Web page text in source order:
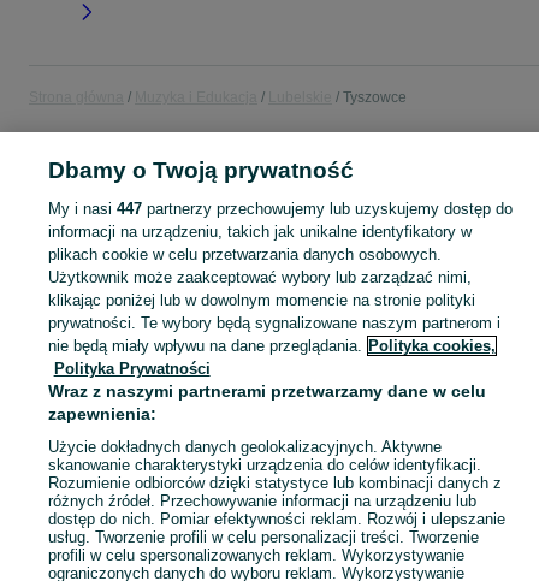
Tyszowce
MUZYKA I EDUKACJA
KATEGORIA
Sprzedaż towarów dla relaksu, twórczości i nauki Tyszowce ▶️ Nowe i używane instrumenty, książki, filmy i inne ✌ Kupuj i sprzedawaj na OLX.pl! Zobacz
Mapa kategorii
Mapa miejscowości
Mapa ministron
Popularne wyszukiwania
Dbamy o Twoją prywatność
My i nasi 447partnerzy przechowujemy lub uzyskujemy dostęp do
informacji na urządzeniu, takich jak unikalne identyfikatory w
plikach cookie w celu przetwarzania danych osobowych.
Użytkownik może zaakceptować wybory lub zarządzać nimi,
klikając poniżej lub w dowolnym momencie na stronie polityki
prywatności. Te wybory będą sygnalizowane naszym partnerom i
nie będą miały wpływu na dane przeglądania. Polityka cookies,
Polityka Prywatności
Wraz z naszymi partnerami przetwarzamy dane w celu
zapewnienia:
Użycie dokładnych danych geolokalizacyjnych. Aktywne
skanowanie charakterystyki urządzenia do celów identyfikacji.
Rozumienie odbiorców dzięki statystyce lub kombinacji danych z
różnych źródeł. Przechowywanie informacji na urządzeniu lub
dostęp do nich. Pomiar efektywności reklam. Rozwój i ulepszanie
usług. Tworzenie profili w celu personalizacji treści. Tworzenie
profili w celu spersonalizowanych reklam. Wykorzystywanie
ograniczonych danych do wyboru reklam. Wykorzystywanie